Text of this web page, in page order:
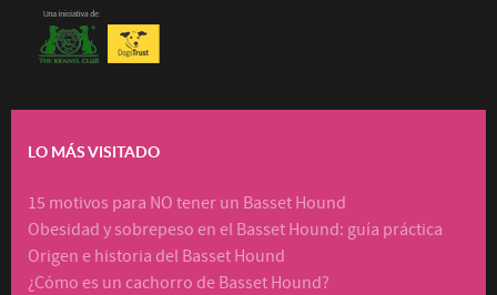
LO MÁS VISITADO
15 motivos para NO tener un Basset Hound
Obesidad y sobrepeso en el Basset Hound: guía práctica
Origen e historia del Basset Hound
¿Cómo es un cachorro de Basset Hound?